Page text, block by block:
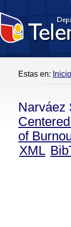
Estas en: Inicio
Narváez
of
XML